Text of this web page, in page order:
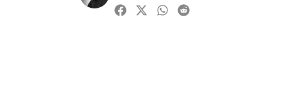
Facebook
TwitterWhatsapp
Reddit